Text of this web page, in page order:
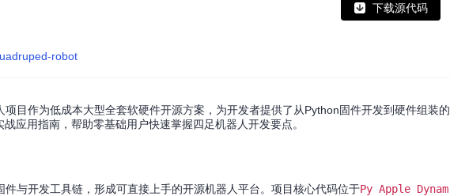
下载源代码
robot
目作为低成本大型全套软硬件开源方案，为开发者提供了从Python固件开发到硬件组装的
应用指南，帮助零基础用户快速掌握四足机器人开发要点。
与开发工具链，形成可直接上手的开源机器人平台。项目核心代码位于Py Apple Dynam